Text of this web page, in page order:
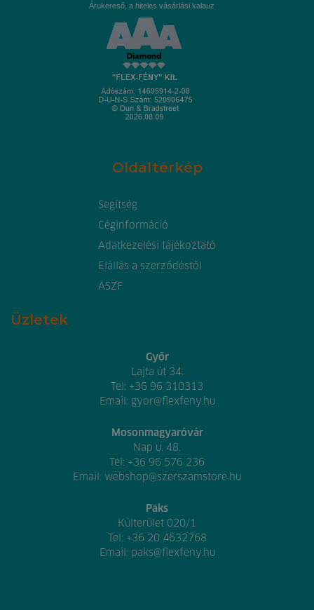
Árukereső, a hiteles vásárlási kalauz
Oldaltérkép
Segítség
Céginformáció
Adatkezelési tájékoztató
Elállás a szerződéstől
ÁSZF
Üzletek
Győr
Lajta út 34.
Tel: +36 96 310313
Email: gyor@flexfeny.hu
Mosonmagyaróvár
Nap u. 48.
Tel: +36 96 576 236
Email: webshop@szerszamstore.hu
Paks
Külterület 020/1
Tel: +36 20 4632768
Email: paks@flexfeny.hu